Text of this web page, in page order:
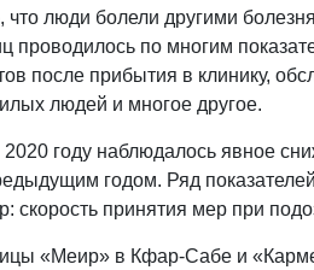
что люди болели другими
проводилось по многим
после прибытия в клинику,
людей и многое другое.
году наблюдалось явное
годом. Ряд
скорость принятия мер при
«Меир» в Кфар-Сабе и